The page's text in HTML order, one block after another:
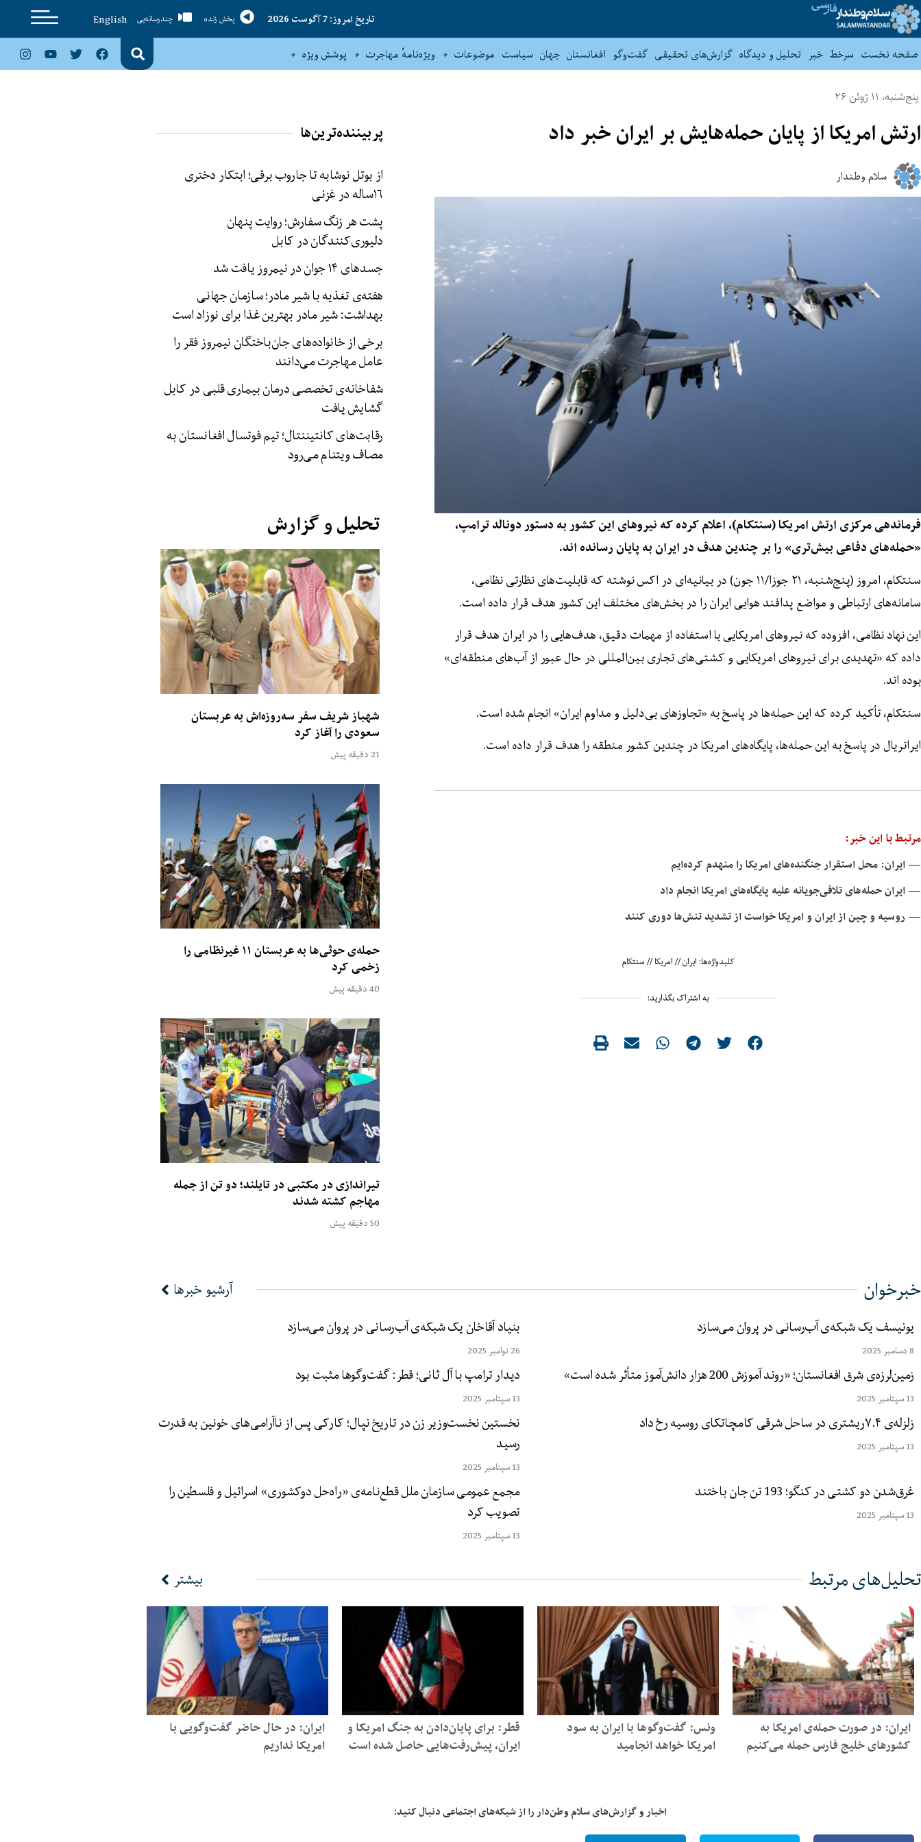
تاریخ امروز: 7 آگوست 2026 پخش زنده چندرسانه‌یی
English
صفحه نخست سرخط خبر تحلیل و دیدگاه گزارش‌های تحقیقی گفت‌وگو افغانستان جهان سیاست موضوعات ویژه‌نامهٔ مهاجرت پوشش ویژه
پنج‌شنبه، 11 ژوئن 26
ارتش امریکا از پایان حمله‌هایش بر ایران خبر داد
سلام وطندار
پربیننده‌ترین‌ها
از بوتل نوشابه تا جاروب برقی؛ ابتکار دختری
۱۶‌ساله در غزنی
پشت هر زنگ سفارش؛ روایت پنهان
دلیوری‌کنندگان در کابل
جسدهای ۱۴ جوان در نیمروز یافت شد
هفته‌ی تغذیه با شیر مادر؛ سازمان جهانی
بهداشت: شیر مادر بهترین غذا برای نوزاد است
برخی از خانواده‌های جان‌باختگان نیمروز فقر را
عامل مهاجرت می‌دانند
شفاخانه‌ی تخصصی درمان بیماری‌ قلبی در کابل
گشایش یافت
رقابت‌های کانتیننتال؛ تیم فوتسال افغانستان به
مصاف ویتنام می‌رود
فرماندهی مرکزی ارتش امریکا (سنتکام)، اعلام کرده که نیروهای این کشور به دستور دونالد ترامپ،
«حمله‌های دفاعی بیش‌تری» را بر چندین هدف در ایران به پایان رسانده‌ اند.
سنتکام، امروز (پنج‌شنبه، ۲۱ جوزا/۱۱ جون) در بیانیه‌ای در اکس نوشته که قابلیت‌های نظارتی نظامی،
سامانه‌های ارتباطی و مواضع پدافند هوایی ایران را در بخش‌های مختلف این کشور هدف قرار داده است.
این نهاد نظامی، افزوده که نیروهای امریکایی با استفاده از مهمات دقیق، هدف‌هایی را در ایران هدف قرار
داده‌ که «تهدیدی برای نیروهای امریکایی و کشتی‌های تجاری بین‌المللی در حال عبور از آب‌های منطقه‌ای»
بوده اند.
سنتکام، تأکید کرده که این حمله‌ها در پاسخ به «تجاوزهای بی‌دلیل و مداوم ایران» انجام شده است.
ایرانريال در پاسخ به این حمله‌ها، پایگاه‌های امریکا در چندین کشور منطقه را هدف قرار داده است.
مرتبط با این خبر:
— ایران: محل استقرار جنگنده‌های امریکا را منهدم کرده‌ایم
— ایران حمله‌های تلافی‌جویانه علیه پایگاه‌های امریکا انجام داد
— روسیه و چین از ایران و امریکا خواست از تشدید تنش‌ها دوری کنند
کلیدواژه‌ها: ایران//امریکا//سنتکام
به اشتراک بگذارید:
تحلیل و گزارش
شهباز شریف سفر سه‌روزه‌اش به عربستان
سعودی را آغاز کرد
21 دقیقه پیش
حمله‌ی حوثی‌ها به عربستان ۱۱ غیرنظامی را
زخمی کرد
40 دقیقه پیش
تیراندازی در مکتبی در تایلند؛ دو تن از جمله
مهاجم کشته شدند
50 دقیقه پیش
خبرخوان آرشیو خبرها
یونیسف یک شبکه‌ی آب‌رسانی در پروان می‌سازد
8 دسامبر 2025
بنیاد آقاخان یک شبکه‌ی آب‌رسانی در پروان می‌سازد
26 نوامبر 2025
زمین‌لرزه‌ی شرق افغانستان؛ «روند آموزش 200 هزار دانش‌آموز متأثر شده است»
13 سپتامبر 2025
دیدار ترامپ با آل ثانی؛ قطر: گفت‌وگوها مثبت بود
13 سپتامبر 2025
زلزله‌ی ۷.۴ریشتری در ساحل شرقی کامچاتکای روسیه رخ داد
13 سپتامبر 2025
نخستین نخست‌وزیر زن در تاریخ نپال؛ کارکی پس از ناآرامی‌های خونین به قدرت
رسید
13 سپتامبر 2025
غرق‌شدن دو کشتی در کنگو؛ 193 تن جان باختند
13 سپتامبر 2025
مجمع عمومی سازمان ملل قطع‌نامه‌ی «راه‌حل دوکشوری» اسرائیل و فلسطین را
تصویب کرد
13 سپتامبر 2025
تحلیل‌های مرتبط بیشتر
ایران: در صورت حمله‌ی امریکا به
کشورهای خلیج فارس حمله می‌کنیم
ونس: گفت‌وگوها با ایران به سود
امریکا خواهد انجامید
قطر: برای پایان‌دادن به جنگ امریکا و
ایران، پیش‌رفت‌هایی حاصل شده است
ایران: در حال حاضر گفت‌وگویی با
امریکا نداریم
اخبار و گزارش‌های سلام وطن‌دار را از شبکه‌های اجتماعی دنبال کنید: